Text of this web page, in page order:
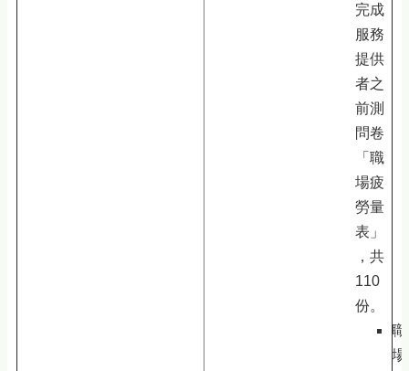
完成
服務
提供
者之
前測
問卷
「職
場疲
勞量
表」
，共
110
份。
職
場